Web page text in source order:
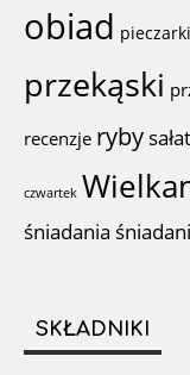
obiad pieczarki
przekąski
recenzje ryby
czwartek
śniadania
SKŁADNIKI